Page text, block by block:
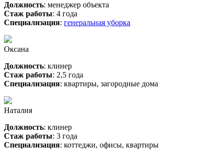
Должность: менеджер объекта
Стаж работы: 4 года
Специализация: генеральная уборка
Оксана
Должность: клинер
Стаж работы: 2,5 года
Специализация: квартиры, загородные дома
Наталия
Должность: клинер
Стаж работы: 3 года
Специализация: коттеджи, офисы, квартиры